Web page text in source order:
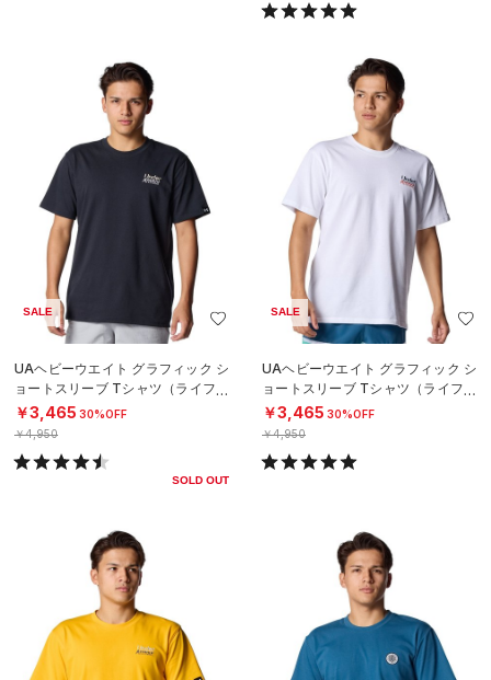
SALE
UAヘビーウエイト グラフィック シ
ョートスリーブ Tシャツ（ライフス
タイル/MEN）
￥3,465 30%OFF
￥4,950
SOLD OUT
SALE
UAヘビーウエイト グラフィック シ
ョートスリーブ Tシャツ（ライフス
タイル/MEN）
￥3,465 30%OFF
￥4,950